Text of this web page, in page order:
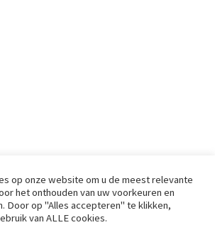
op onze website om u de meest relevante
het onthouden van uw voorkeuren en
Door op "Alles accepteren" te klikken,
van ALLE cookies.